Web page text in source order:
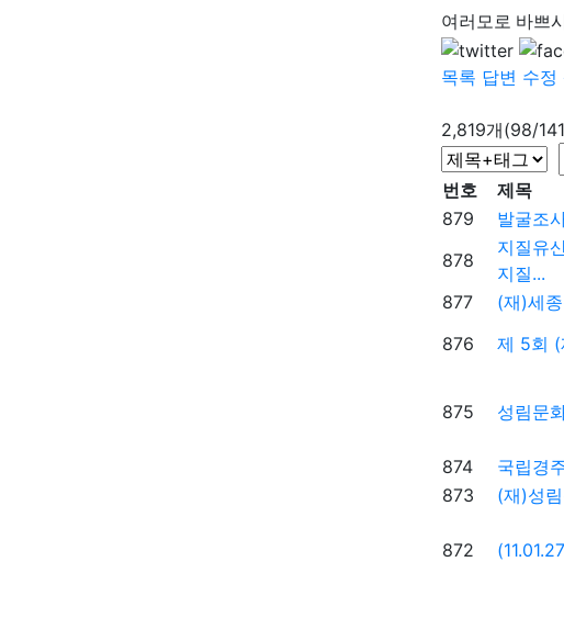
여러모로 바쁘
목록 답변 수정
2,819개(98/
번호 제목
879
발굴조
878
지질유
지질...
877
(재)세
876
제 5회 (
875 성림문
874 국립경
873
(재)성
872